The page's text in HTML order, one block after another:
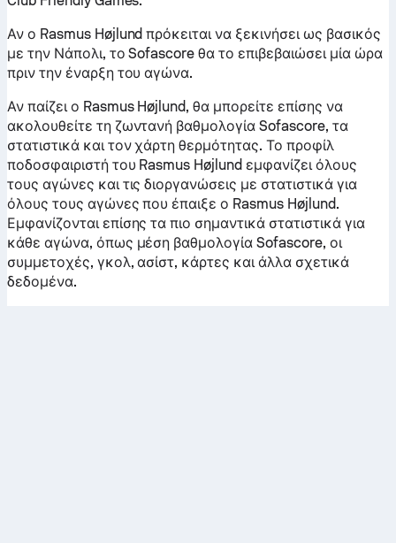
Αν ο Rasmus Højlund πρόκειται να ξεκινήσει ως βασικός
με την Νάπολι, το Sofascore θα το επιβεβαιώσει μία ώρα
πριν την έναρξη του αγώνα.
Αν παίζει ο Rasmus Højlund, θα μπορείτε επίσης να
ακολουθείτε τη ζωντανή βαθμολογία Sofascore, τα
στατιστικά και τον χάρτη θερμότητας. Το προφίλ
ποδοσφαιριστή του Rasmus Højlund εμφανίζει όλους
τους αγώνες και τις διοργανώσεις με στατιστικά για
όλους τους αγώνες που έπαιξε ο Rasmus Højlund.
Εμφανίζονται επίσης τα πιο σημαντικά στατιστικά για
κάθε αγώνα, όπως μέση βαθμολογία Sofascore, οι
συμμετοχές, γκολ, ασίστ, κάρτες και άλλα σχετικά
δεδομένα.